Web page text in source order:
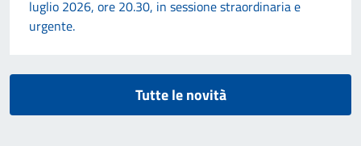
luglio 2026, ore 20.30, in sessione straordinaria e
urgente.
Tutte le novità